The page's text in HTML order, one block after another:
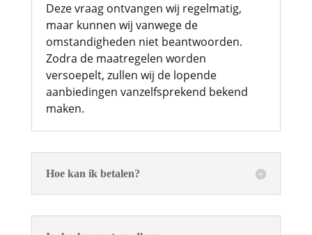
Deze vraag ontvangen wij regelmatig,
maar kunnen wij vanwege de
omstandigheden niet beantwoorden.
Zodra de maatregelen worden
versoepelt, zullen wij de lopende
aanbiedingen vanzelfsprekend bekend
maken.
Hoe kan ik betalen?